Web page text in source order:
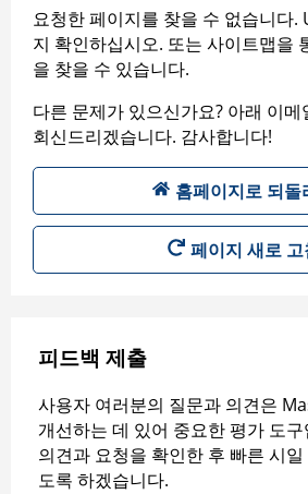
요청한 페이지를 찾을 수 없습니다.
지 확인하십시오. 또는 사이트맵을
을 찾을 수 있습니다.
다른 문제가 있으신가요? 아래 이
회신드리겠습니다. 감사합니다!
홈페이지로 되돌
페이지 새로 고
피드백 제출
사용자 여러분의 질문과 의견은
개선하는 데 있어 중요한 평가 도
의견과 요청을 확인한 후 빠른 시
도록 하겠습니다.